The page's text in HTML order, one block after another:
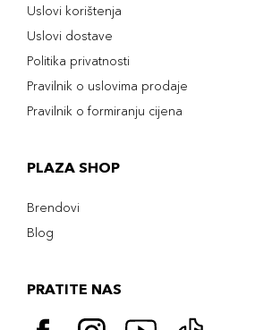
Uslovi korištenja
Uslovi dostave
Politika privatnosti
Pravilnik o uslovima prodaje
Pravilnik o formiranju cijena
PLAZA SHOP
Brendovi
Blog
PRATITE NAS